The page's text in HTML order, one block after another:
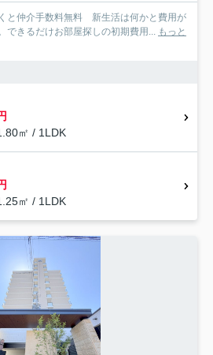
と仲介手数料無料 新生活は何かと費用が
できるだけお部屋探しの初期費用...
もっと
㎡ / 1LDK
㎡ / 1LDK